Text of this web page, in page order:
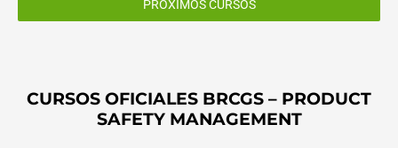
PROXIMOS CURSOS
CURSOS OFICIALES BRCGS – PRODUCT
SAFETY MANAGEMENT